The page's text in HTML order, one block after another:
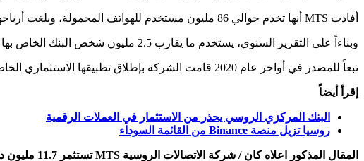
أفادت MTS أنها تخدم حوالي 86 مليون مستخدم للهواتف المحمولة، وبلغت أرباحها 6.7 مليار دولار في عام 2020.
وبناءاً على التقرير السنوي، يستخدم ما يقارب 2.5 مليون شخص البنك الخاص بها و 2000 يستخدمون خدمات الحوسبة السحابية للمؤسسات.
تبعاً للمصدر في أواخر عام 2020 قامت الشركة بإطلاق تطبيقها الاستثماري الخاص بالهواتف المحمولة لمستخدمي التجزئة وبنك نيوبانك و NUUM.
إقرأ أيضاً
البنك المركزي الروسي يحذر من الاستثمار في العملات الرقمية
روسيا تزيل منصة Binance من القائمة السوداء
المقال المذكور اعلاه كان / شركة الاتصالات الروسية MTS تستثمر 11.7 مليون دولار في شركة بلوكشين .